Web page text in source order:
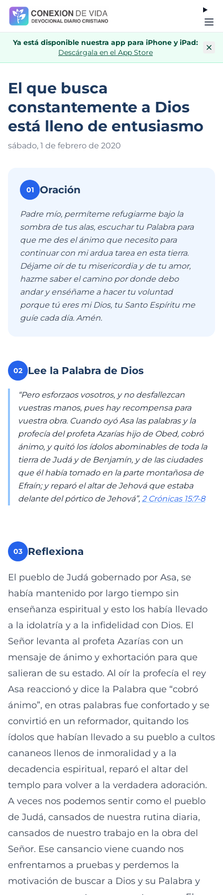
Ya está disponible nuestra app para iPhone y iPad:
Descárgala en el App Store
El que busca
constantemente a Dios
está lleno de entusiasmo
sábado, 1 de febrero de 2020
01 Oración
Padre mío, permíteme refugiarme bajo la
sombra de tus alas, escuchar tu Palabra para
que me des el ánimo que necesito para
continuar con mi ardua tarea en esta tierra.
Déjame oír de tu misericordia y de tu amor,
hazme saber el camino por donde debo
andar y enséñame a hacer tu voluntad
porque tú eres mi Dios, tu Santo Espíritu me
guíe cada día. Amén.
02 Lee la Palabra de Dios
“Pero esforzaos vosotros, y no desfallezcan
vuestras manos, pues hay recompensa para
vuestra obra. Cuando oyó Asa las palabras y la
profecía del profeta Azarías hijo de Obed, cobró
ánimo, y quitó los ídolos abominables de toda la
tierra de Judá y de Benjamín, y de las ciudades
que él había tomado en la parte montañosa de
Efraín; y reparó el altar de Jehová que estaba
delante del pórtico de Jehová”, 2 Crónicas 15:7-8
03 Reflexiona
El pueblo de Judá gobernado por Asa, se
había mantenido por largo tiempo sin
enseñanza espiritual y esto los había llevado
a la idolatría y a la infidelidad con Dios. El
Señor levanta al profeta Azarías con un
mensaje de ánimo y exhortación para que
salieran de su estado. Al oír la profecía el rey
Asa reaccionó y dice la Palabra que “cobró
ánimo”, en otras palabras fue confortado y se
convirtió en un reformador, quitando los
ídolos que habían llevado a su pueblo a cultos
cananeos llenos de inmoralidad y a la
decadencia espiritual, reparó el altar del
templo para volver a la verdadera adoración.
A veces nos podemos sentir como el pueblo
de Judá, cansados de nuestra rutina diaria,
cansados de nuestro trabajo en la obra del
Señor. Ese cansancio viene cuando nos
enfrentamos a pruebas y perdemos la
motivación de buscar a Dios y su Palabra y